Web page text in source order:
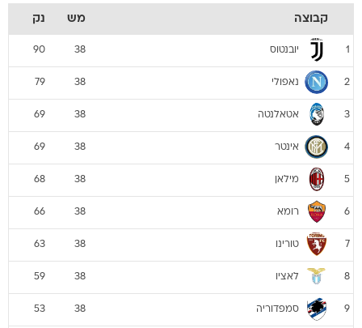
קבוצה מש נק
1 יובנטוס 38
90
2 נאפולי 38
79
3 אטאלנטה 38
69
4 אינטר 38
69
5 מילאן 38
68
6 רומא 38
66
7 טורינו 38
63
8 לאציו 38
59
9 סמפדוריה 38
53